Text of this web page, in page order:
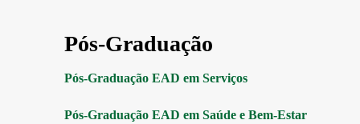
Pós-Graduação
Pós-Graduação EAD em Serviços
Pós-Graduação EAD em Saúde e Bem-Estar